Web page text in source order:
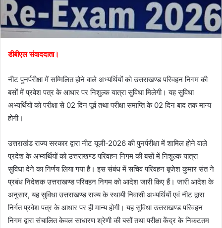
डीबीएल संवाददाता।
नीट पुनर्परीक्षा में सम्मिलित होने वाले अभ्यर्थियों को उत्तराखण्ड परिवहन निगम की
बसों में प्रवेश पत्र के आधार पर निशुल्क यात्रा सुविधा मिलेगी। यह सुविधा
अभ्यर्थियों को परीक्षा से 02 दिन पूर्व तथा परीक्षा समाप्ति के 02 दिन बाद तक मान्य
होगी।
उत्तराखंड राज्य सरकार द्वारा नीट यूजी-2026 की पुनर्परीक्षा में शामिल होने वाले
प्रदेश के अभ्यर्थियों को उत्तराखण्ड परिवहन निगम की बसों में निशुल्क यात्रा
सुविधा देने का निर्णय लिया गया है। इस संबंध में सचिव परिवहन बृजेश कुमार संत ने
प्रबंध निदेशक उत्तराखण्ड परिवहन निगम को आदेश जारी किए हैं। जारी आदेश के
अनुसार, यह सुविधा उत्तराखण्ड राज्य के स्थायी निवासी अभ्यर्थियों एवं नीट द्वारा
निर्गत प्रवेश पत्र के आधार पर ही मान्य होगी। यह सुविधा उत्तराखण्ड परिवहन
निगम द्वारा संचालित केवल साधारण श्रेणी की बसों तथा परीक्षा केंद्र के निकटतम